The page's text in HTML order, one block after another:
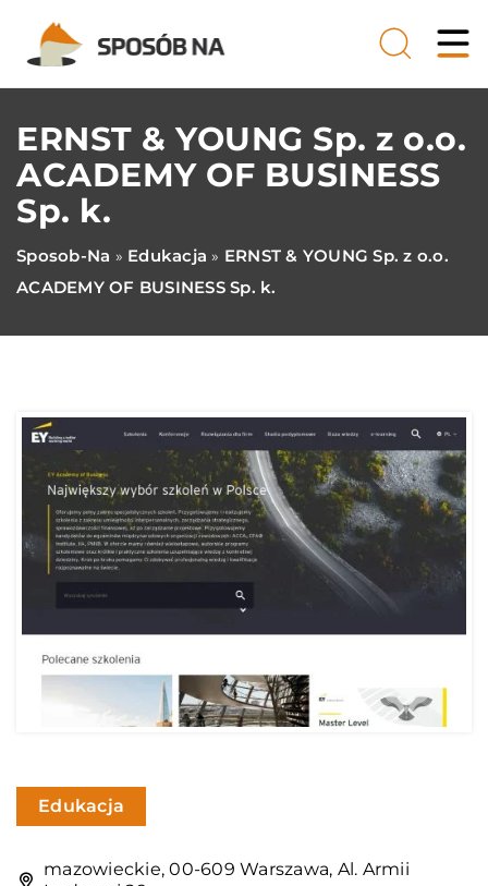
ERNST & YOUNG Sp. z o.o.
ACADEMY OF BUSINESS
Sp. k.
Sposob-Na » Edukacja » ERNST & YOUNG Sp. z o.o.
ACADEMY OF BUSINESS Sp. k.
Edukacja
mazowieckie, 00-609 Warszawa, Al. Armii